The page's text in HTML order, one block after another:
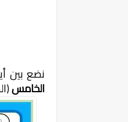
نضع بين
الخامس